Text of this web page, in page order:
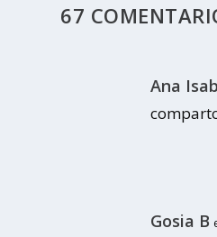
67
Ana
Gosia B